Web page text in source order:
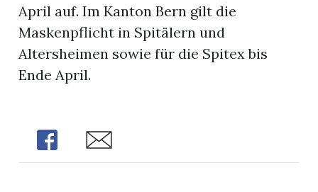
April auf. Im Kanton Bern gilt die
Maskenpflicht in Spitälern und
Altersheimen sowie für die Spitex bis
Ende April.
Share Share